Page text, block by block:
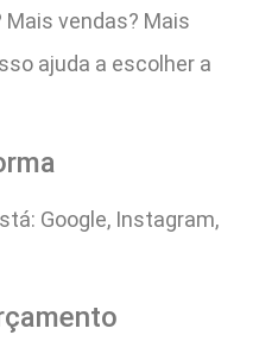
Mais vendas? Mais
ajuda a escolher a
Google, Instagram,